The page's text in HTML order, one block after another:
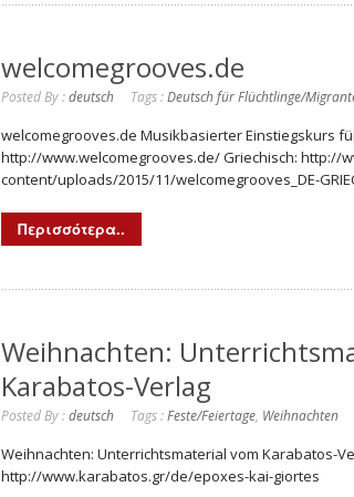
welcomegrooves.de
Posted By :deutsch Tags :Deutsch für Flüchtlinge/
welcomegrooves.de Musikbasierter Einstiegskurs
http://www.welcomegrooves.de/ Griechisch: http://
content/uploads/2015/11/welcomegrooves_DE-
Περισσότερα..
Weihnachten:
Karabatos-Verlag
Posted By :deutsch Tags :Feste/Feiertage, Weihnachten
Weihnachten: Unterrichtsmaterial vom Karabatos-
http://www.karabatos.gr/de/epoxes-kai-giortes